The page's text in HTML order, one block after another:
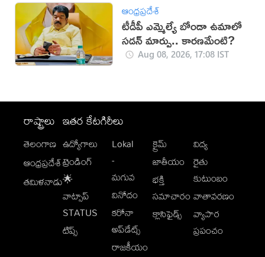
ఆంధ్రప్రదేశ్
టీడీపీ ఎమ్మెల్యే బోండా ఉమాలో
సడన్‌ మార్పు.. కారణమేంటి?
Aug 08, 2026, 17:08 IST
రాష్ట్రాలు
తెలంగాణ
ఆంధ్రప్రదేశ్
తమిళనాడు
ఇతర కేటగిరీలు
ఉద్యోగాలు
ట్రెండింగ్
🌟
వాట్సాప్
STATUS
టిప్స్
Lokal
-
మగువ
వినోదం
కరోనా
అప్‌డేట్స్
రాజకీయం
క్రైమ్
జాతీయం
భక్తి
సమాచారం
క్లాసిఫైడ్స్
విద్య
రైతు
కుటుంబం
వాతావరణం
వ్యాపార
ప్రపంచం